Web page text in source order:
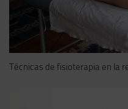
Técnicas de fisioterapia en la